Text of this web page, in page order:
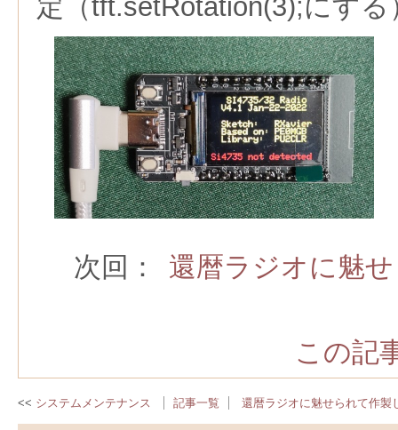
定（tft.setRotation(3);にする
次回： 還暦ラジオに魅
この記
システムメンテナンス 記事一覧 還暦ラジオに魅せられて作製